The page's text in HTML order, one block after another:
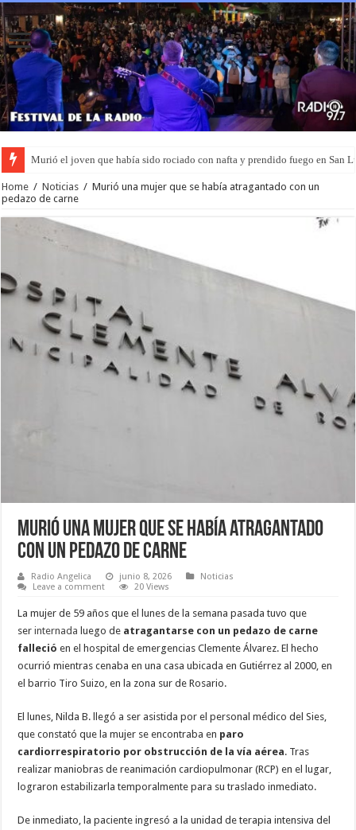
Murió el joven que había sido rociado con nafta y prendido fuego en San
Home / Noticias / Murió una mujer que se había atragantado con un
pedazo de carne
Murió una mujer que se había atragantado
con un pedazo de carne
Radio Angelica junio 8, 2026
Noticias
Leave a comment
20 Views
La mujer de 59 años que el lunes de la semana pasada tuvo que
serinternada luego de atragantarse con un pedazo de carne
falleció en el hospital de emergencias Clemente Álvarez. El hecho
ocurrió mientras cenaba en una casa ubicada en Gutiérrez al 2000, en
el barrio Tiro Suizo, en la zona sur de Rosario.
El lunes, Nilda B. llegó a ser asistida por el personal médico del Sies,
que constató que la mujer se encontraba en paro
cardiorrespiratorio por obstrucción de la vía aérea. Tras
realizar maniobras de reanimación cardiopulmonar (RCP) en el lugar,
lograron estabilizarla temporalmente para su traslado inmediato.
De inmediato, la paciente ingresó a la unidad de terapia intensiva del